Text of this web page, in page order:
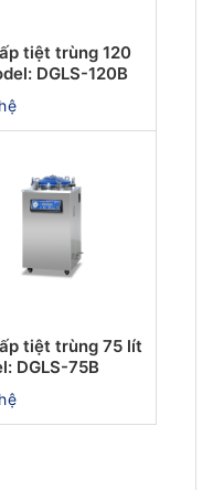
tiệt trùng 120
DGLS-120B
tiệt trùng 75 lít
DGLS-75B